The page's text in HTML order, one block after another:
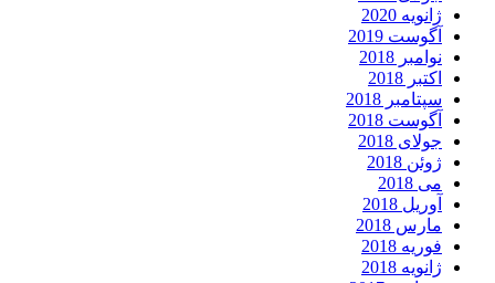
ژانویه 2020
آگوست 2019
نوامبر 2018
اکتبر 2018
سپتامبر 2018
آگوست 2018
جولای 2018
ژوئن 2018
می 2018
آوریل 2018
مارس 2018
فوریه 2018
ژانویه 2018